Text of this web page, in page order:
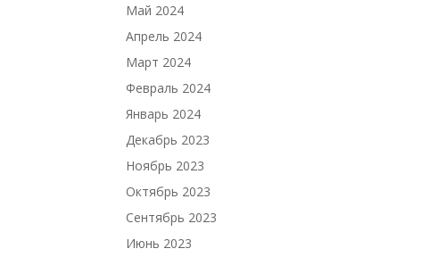
Май 2024
Апрель 2024
Март 2024
Февраль 2024
Январь 2024
Декабрь 2023
Ноябрь 2023
Октябрь 2023
Сентябрь 2023
Июнь 2023